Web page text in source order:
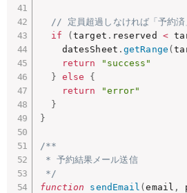
// 定員超過しなければ「予約済
if
(target . reserved <
    datesSheet
.getRange (
return
"success"
} else
{
return
"error"
}
}
/**
* 予約結果メール送信
*/
function
sendEmail (email ,